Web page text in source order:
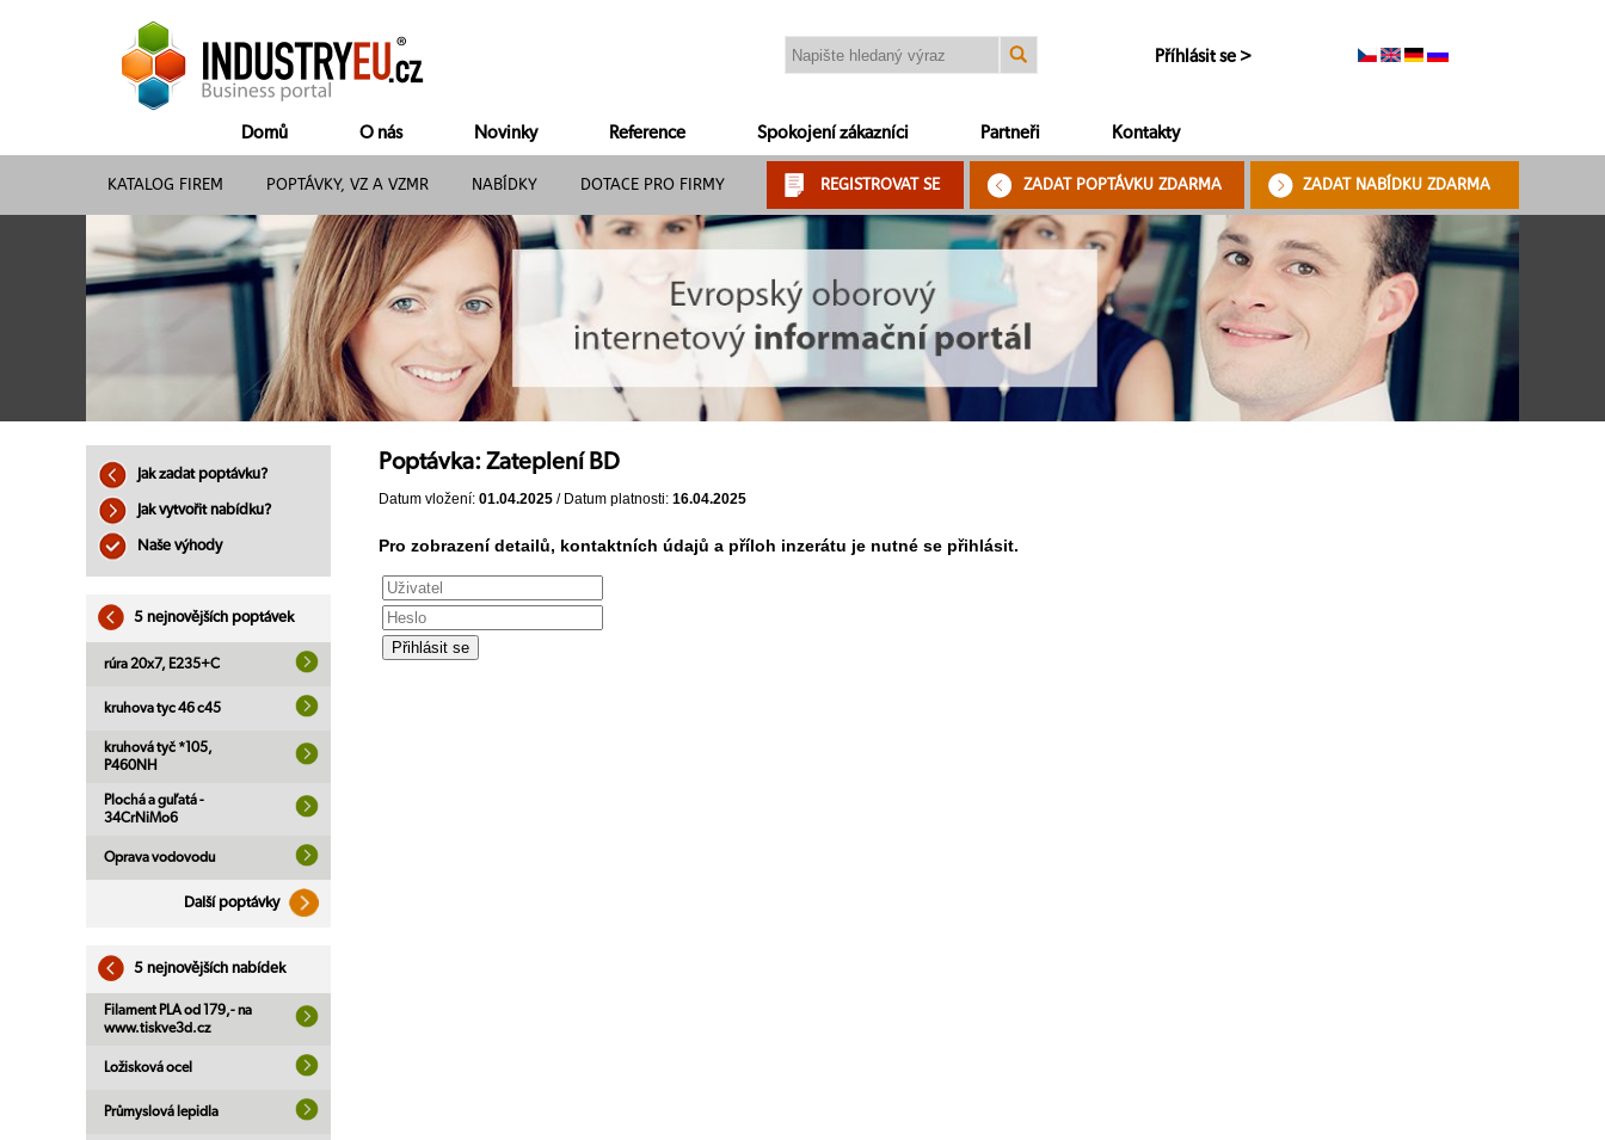
Příhlásit se >
Domů O nás Novinky Reference Spokojení zákazníci Partneři Kontakty
KATALOG FIREM POPTÁVKY, VZ A VZMR NABÍDKY DOTACE PRO FIRMY REGISTROVAT SE ZADAT POPTÁVKU ZDARMA ZADAT NABÍDKU ZDARMA
Jak zadat poptávku?
Jak vytvořit nabídku?
Naše výhody
5 nejnovějších poptávek
rúra 20x7, E235+C
kruhova tyc 46 c45
kruhová tyč *105,
P460NH
Plochá a guľatá -
34CrNiMo6
Oprava vodovodu
Další poptávky
5 nejnovějších nabídek
Filament PLA od 179,- na
www.tiskve3d.cz
Ložisková ocel
Průmyslová lepidla
Poptávka: Zateplení BD
Datum vložení: 01.04.2025 / Datum platnosti: 16.04.2025
Pro zobrazení detailů, kontaktních údajů a příloh inzerátu je nutné se přihlásit.